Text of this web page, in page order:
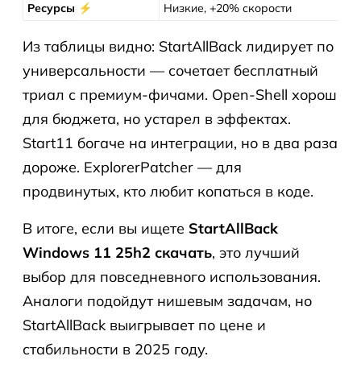
Ресурсы ⚡ Низкие, +20% скорости
Из таблицы видно: StartAllBack лидирует по
универсальности — сочетает бесплатный
триал с премиум-фичами. Open-Shell хорош
для бюджета, но устарел в эффектах.
Start11 богаче на интеграции, но в два раза
дороже. ExplorerPatcher — для
продвинутых, кто любит копаться в коде.
В итоге, если вы ищете StartAllBack
Windows 11 25h2 скачать, это лучший
выбор для повседневного использования.
Аналоги подойдут нишевым задачам, но
StartAllBack выигрывает по цене и
стабильности в 2025 году.